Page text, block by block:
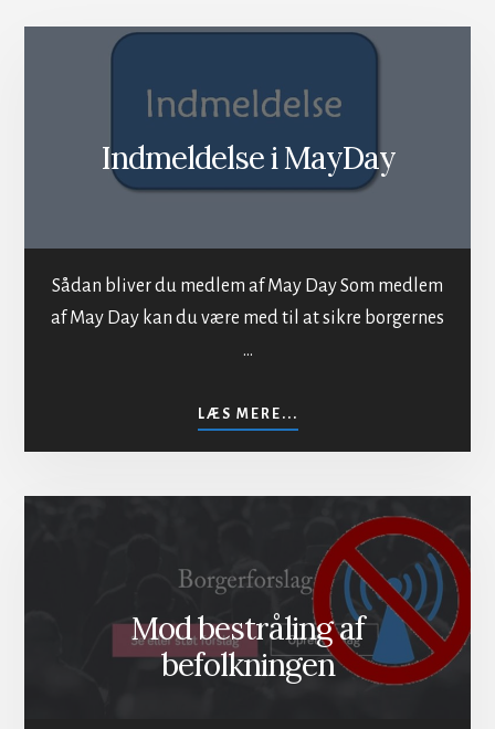
Indmeldelse i MayDay
Sådan bliver du medlem af May Day Som medlem
af May Day kan du være med til at sikre borgernes
…
LÆS MERE...
INDMELDELSE
Mod bestråling af
befolkningen